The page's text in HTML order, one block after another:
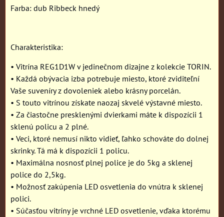
Farba: dub Ribbeck hnedý
Charakteristika:
• Vitrína REG1D1W v jedinečnom dizajne z kolekcie TORIN.
• Každá obývacia izba potrebuje miesto, ktoré zviditeľní
Vaše suveníry z dovoleniek alebo krásny porcelán.
• S touto vitrínou získate naozaj skvelé výstavné miesto.
• Za čiastočne presklenými dvierkami máte k dispozícii 1
sklenú policu a 2 plné.
• Veci, ktoré nemusí nikto vidieť, ľahko schováte do dolnej
skrinky. Tá má k dispozícii 1 policu.
• Maximálna nosnosť plnej police je do 5kg a sklenej
police do 2,5kg.
• Možnosť zakúpenia LED osvetlenia do vnútra k sklenej
polici.
• Súčasťou vitríny je vrchné LED osvetlenie, vďaka ktorému